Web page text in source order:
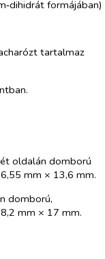
formájában)
tartalmaz
oldalán domború
mm × 13,6 mm.
domború,
mm × 17 mm.